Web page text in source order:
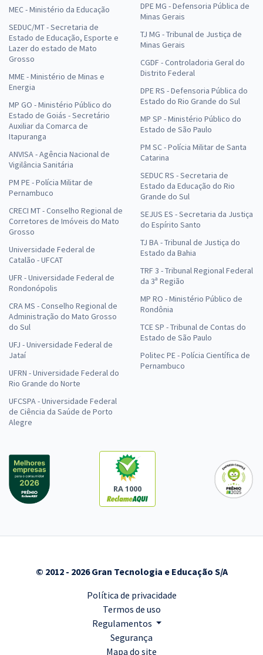
MEC - Ministério da Educação
SEDUC/MT - Secretaria de
Estado de Educação, Esporte e
Lazer do estado de Mato
Grosso
MME - Ministério de Minas e
Energia
MP GO - Ministério Público do
Estado de Goiás - Secretário
Auxiliar da Comarca de
Itapuranga
ANVISA - Agência Nacional de
Vigilância Sanitária
PM PE - Polícia Militar de
Pernambuco
CRECI MT - Conselho Regional de
Corretores de Imóveis do Mato
Grosso
Universidade Federal de
Catalão - UFCAT
UFR - Universidade Federal de
Rondonópolis
CRA MS - Conselho Regional de
Administração do Mato Grosso
do Sul
UFJ - Universidade Federal de
Jataí
UFRN - Universidade Federal do
Rio Grande do Norte
UFCSPA - Universidade Federal
de Ciência da Saúde de Porto
Alegre
DPE MG - Defensoria Pública de
Minas Gerais
TJ MG - Tribunal de Justiça de
Minas Gerais
CGDF - Controladoria Geral do
Distrito Federal
DPE RS - Defensoria Pública do
Estado do Rio Grande do Sul
MP SP - Ministério Público do
Estado de São Paulo
PM SC - Polícia Militar de Santa
Catarina
SEDUC RS - Secretaria de
Estado da Educação do Rio
Grande do Sul
SEJUS ES - Secretaria da Justiça
do Espírito Santo
TJ BA - Tribunal de Justiça do
Estado da Bahia
TRF 3 - Tribunal Regional Federal
da 3ª Região
MP RO - Ministério Público de
Rondônia
TCE SP - Tribunal de Contas do
Estado de São Paulo
Politec PE - Polícia Científica de
Pernambuco
RA 1000
© 2012 - 2026 Gran Tecnologia e Educação S/A
Política de privacidade
Termos de uso
Regulamentos
Segurança
Mapa do site